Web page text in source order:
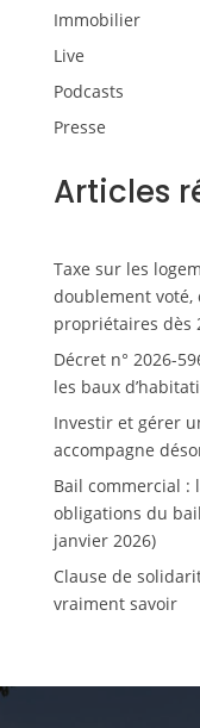
Immobilier
Live
Podcasts
Presse
Articles
Taxe sur les
doublement voté,
propriétaires dès
Décret n° 2026-
les baux
Investir et gérer
accompagne
Bail commercial :
obligations du
janvier 2026)
Clause de
vraiment savoir